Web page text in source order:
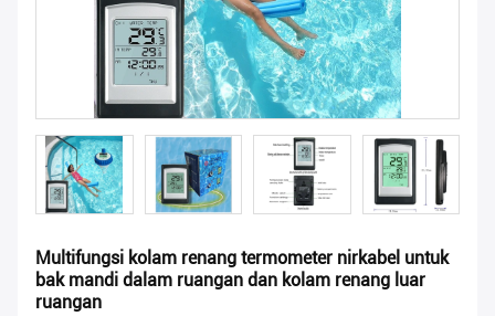
Multifungsi kolam renang termometer nirkabel untuk
bak mandi dalam ruangan dan kolam renang luar
ruangan